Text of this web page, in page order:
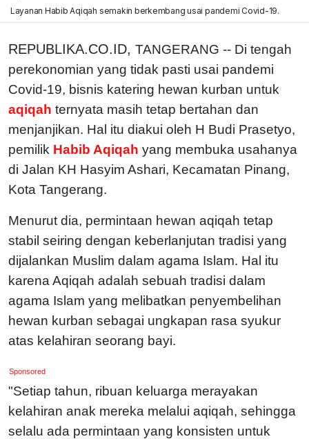
Layanan Habib Aqiqah semakin berkembang usai pandemi Covid-19.
REPUBLIKA.CO.ID, TANGERANG -- Di tengah
perekonomian yang tidak pasti usai pandemi
Covid-19, bisnis katering hewan kurban untuk
aqiqah ternyata masih tetap bertahan dan
menjanjikan. Hal itu diakui oleh H Budi Prasetyo,
pemilik Habib Aqiqah yang membuka usahanya
di Jalan KH Hasyim Ashari, Kecamatan Pinang,
Kota Tangerang.
Menurut dia, permintaan hewan aqiqah tetap
stabil seiring dengan keberlanjutan tradisi yang
dijalankan Muslim dalam agama Islam. Hal itu
karena Aqiqah adalah sebuah tradisi dalam
agama Islam yang melibatkan penyembelihan
hewan kurban sebagai ungkapan rasa syukur
atas kelahiran seorang bayi.
Sponsored
"Setiap tahun, ribuan keluarga merayakan
kelahiran anak mereka melalui aqiqah, sehingga
selalu ada permintaan yang konsisten untuk